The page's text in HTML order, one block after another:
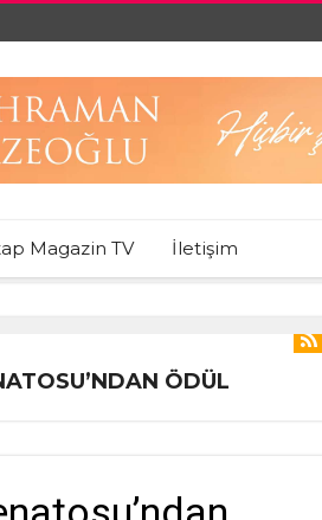
Magazin TV İletişim
ÖDÜL